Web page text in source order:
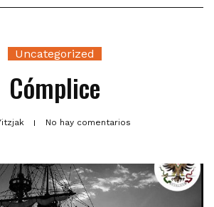
Uncategorized
Cómplice
No hay comentarios